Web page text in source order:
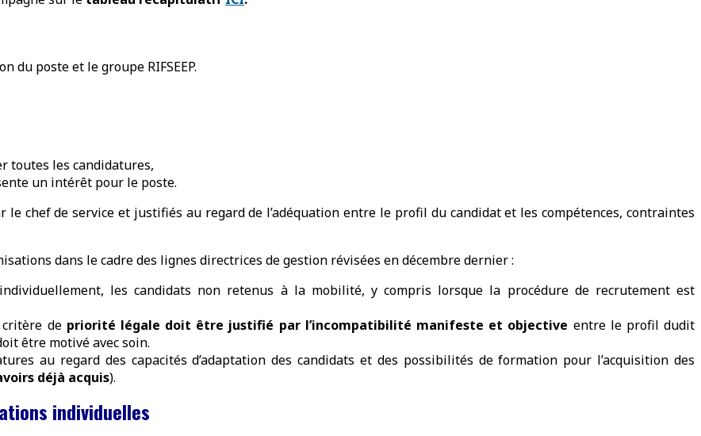
du poste et le groupe RIFSEEP.
toutes les candidatures,
un intérêt pour le poste.
chef de service et justifiés au regard de l’adéquation entre le profil du candidat et les compétences, contraintes
dans le cadre des lignes directrices de gestion révisées en décembre dernier :
les candidats non retenus à la mobilité, y compris lorsque la procédure de recrutement est
critère de priorité légale doit être justifié par l’incompatibilité manifeste et objective entre le profil dudit
être motivé avec soin.
au regard des capacités d’adaptation des candidats et des possibilités de formation pour l’acquisition des
déjà acquis).
individuelles